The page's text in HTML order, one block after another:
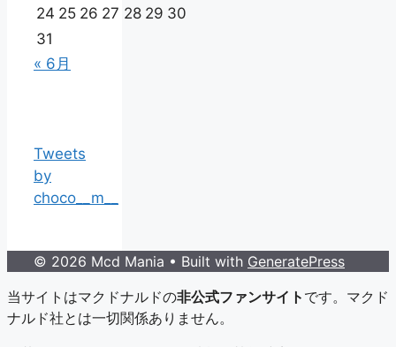
24 25 26 27 28 29 30
31
« 6月
Tweets
by
choco__m__
© 2026 Mcd Mania • Built with GeneratePress
当サイトはマクドナルドの非公式ファンサイト です。マクド
ナルド社とは一切関係ありません。